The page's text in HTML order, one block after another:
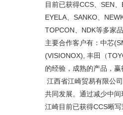
目前已获得CCS、SEN
EYELA、SANKO、
TOPCON、NDK等多家
主要合作客户有：中芯
(VISIONOX), 丰田（
的经验，成熟的产品，
江西省江崎贸易有限公
共同发展。通过减少中
江崎目前已获得CCS晰